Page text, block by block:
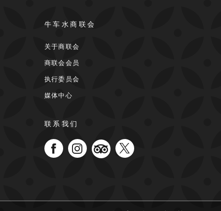
牛车水商联会
关于商联会
商联会会员
执行委员会
媒体中心
联系我们